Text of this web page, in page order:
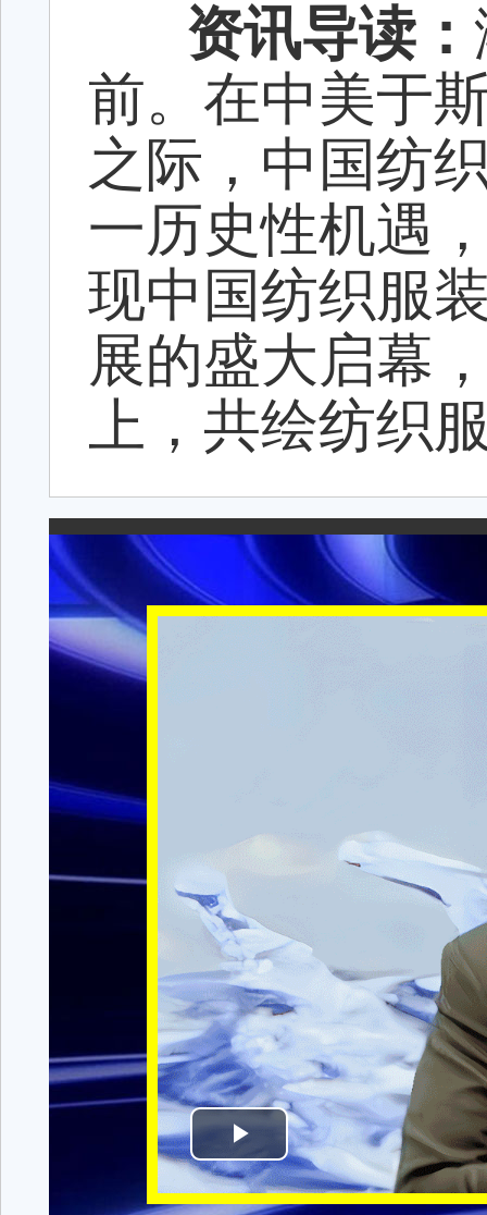
资讯导读：
前。在中美于
之际，中国纺
一历史性机遇
现中国纺织服
展的盛大启幕
上，共绘纺织